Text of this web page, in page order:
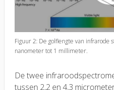
Figuur 2: De golflengte van infrarode
nanometer tot 1 millimeter.
De twee
tussen 2,2 en 4,3